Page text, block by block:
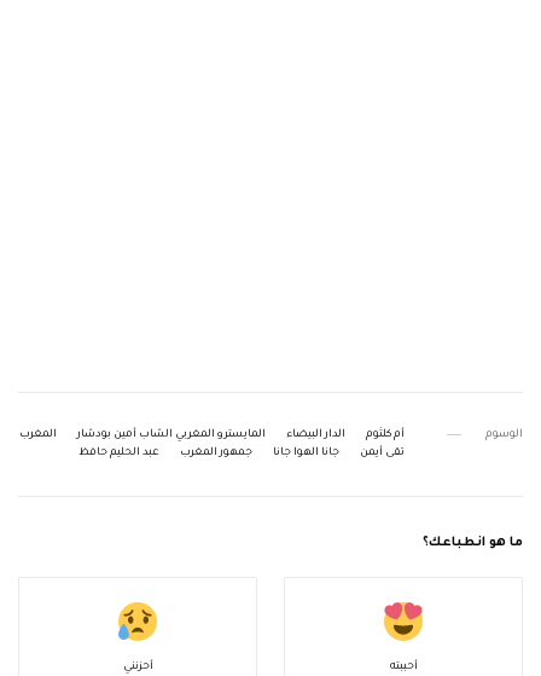
الوسوم أم كلثوم الدار البيضاء المايسترو المغربي الشاب أمين بودشار
المغرب
تقى أيمن
جانا الهوا جانا جمهور المغرب عبد الحليم حافظ
ما هو انطباعك؟
أحببته أحزنني